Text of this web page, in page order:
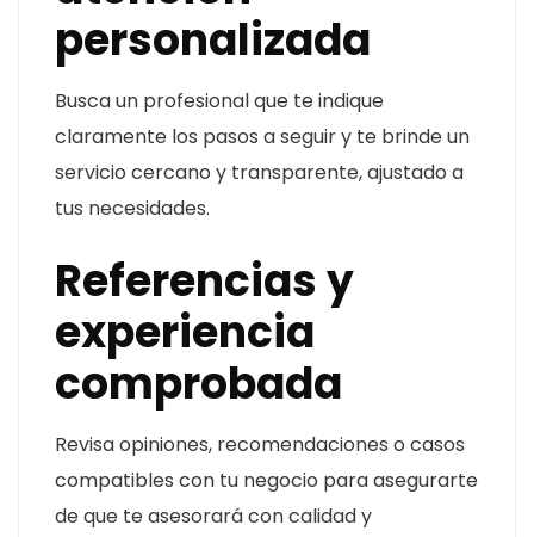
personalizada
Busca un profesional que te indique
claramente los pasos a seguir y te brinde un
servicio cercano y transparente, ajustado a
tus necesidades.
Referencias y
experiencia
comprobada
Revisa opiniones, recomendaciones o casos
compatibles con tu negocio para asegurarte
de que te asesorará con calidad y